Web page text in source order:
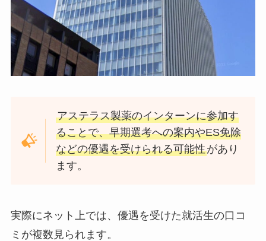
アステラス製薬のインターンに参加す
ることで、早期選考への案内やES免除
などの優遇を受けられる可能性があり
ます。
実際にネット上では、優遇を受けた就活生の口コ
ミが複数見られます。